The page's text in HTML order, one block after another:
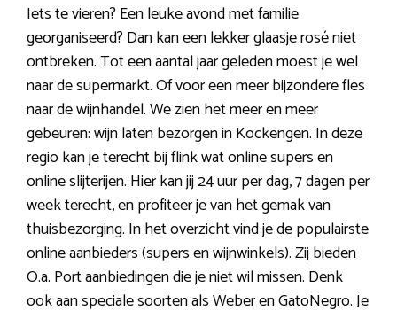
Iets te vieren? Een leuke avond met familie
georganiseerd? Dan kan een lekker glaasje rosé niet
ontbreken. Tot een aantal jaar geleden moest je wel
naar de supermarkt. Of voor een meer bijzondere fles
naar de wijnhandel. We zien het meer en meer
gebeuren: wijn laten bezorgen in Kockengen. In deze
regio kan je terecht bij flink wat online supers en
online slijterijen. Hier kan jij 24 uur per dag, 7 dagen per
week terecht, en profiteer je van het gemak van
thuisbezorging. In het overzicht vind je de populairste
online aanbieders (supers en wijnwinkels). Zij bieden
O.a. Port aanbiedingen die je niet wil missen. Denk
ook aan speciale soorten als Weber en GatoNegro. Je